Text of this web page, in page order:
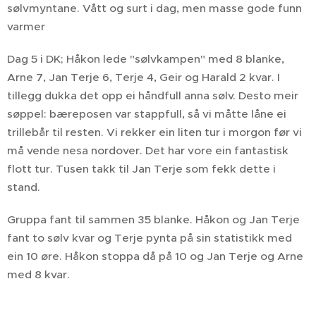
sølvmyntane. Vått og surt i dag, men masse gode funn
varmer😊
Dag 5 i DK; Håkon lede "sølvkampen" med 8 blanke,
Arne 7, Jan Terje 6, Terje 4, Geir og Harald 2 kvar. I
tillegg dukka det opp ei håndfull anna sølv. Desto meir
søppel: bæreposen var stappfull, så vi måtte låne ei
trillebår til resten. Vi rekker ein liten tur i morgon før vi
må vende nesa nordover. Det har vore ein fantastisk
flott tur. Tusen takk til Jan Terje som fekk dette i
stand.
Gruppa fant til sammen 35 blanke. Håkon og Jan Terje
fant to sølv kvar og Terje pynta på sin statistikk med
ein 10 øre. Håkon stoppa då på 10 og Jan Terje og Arne
med 8 kvar.